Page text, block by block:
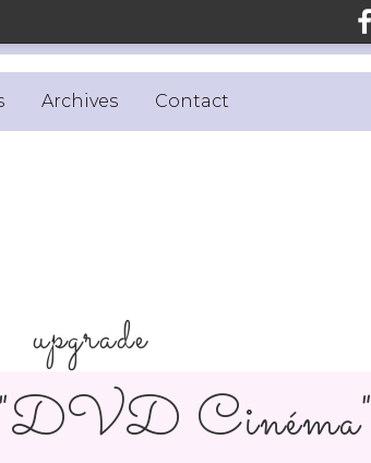
Archives Contact
upgrade
"DVD Cinéma"